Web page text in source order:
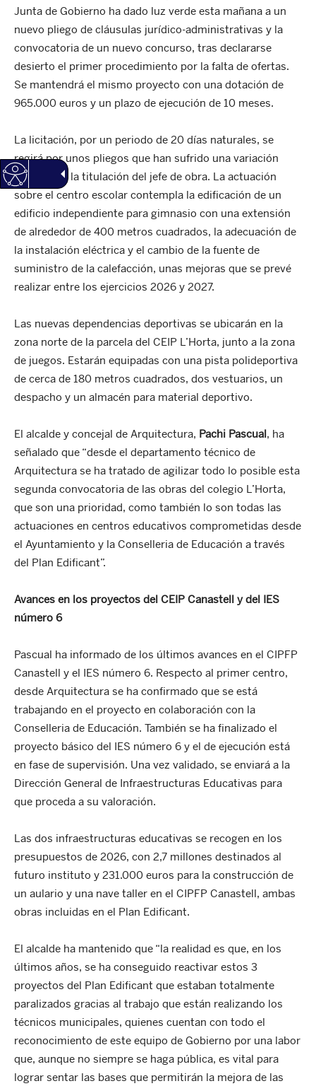
Junta de Gobierno ha dado luz verde esta mañana a un
nuevo pliego de cláusulas jurídico-administrativas y la
convocatoria de un nuevo concurso, tras declararse
desierto el primer procedimiento por la falta de ofertas.
Se mantendrá el mismo proyecto con una dotación de
965.000 euros y un plazo de ejecución de 10 meses.
La licitación, por un periodo de 20 días naturales, se
regirá por unos pliegos que han sufrido una variación
referente a la titulación del jefe de obra. La actuación
sobre el centro escolar contempla la edificación de un
edificio independiente para gimnasio con una extensión
de alrededor de 400 metros cuadrados, la adecuación de
la instalación eléctrica y el cambio de la fuente de
suministro de la calefacción, unas mejoras que se prevé
realizar entre los ejercicios 2026 y 2027.
Las nuevas dependencias deportivas se ubicarán en la
zona norte de la parcela del CEIP L’Horta, junto a la zona
de juegos. Estarán equipadas con una pista polideportiva
de cerca de 180 metros cuadrados, dos vestuarios, un
despacho y un almacén para material deportivo.
El alcalde y concejal de Arquitectura, Pachi Pascual, ha
señalado que “desde el departamento técnico de
Arquitectura se ha tratado de agilizar todo lo posible esta
segunda convocatoria de las obras del colegio L’Horta,
que son una prioridad, como también lo son todas las
actuaciones en centros educativos comprometidas desde
el Ayuntamiento y la Conselleria de Educación a través
del Plan Edificant”.
Avances en los proyectos del CEIP Canastell y del IES
número 6
Pascual ha informado de los últimos avances en el CIPFP
Canastell y el IES número 6. Respecto al primer centro,
desde Arquitectura se ha confirmado que se está
trabajando en el proyecto en colaboración con la
Conselleria de Educación. También se ha finalizado el
proyecto básico del IES número 6 y el de ejecución está
en fase de supervisión. Una vez validado, se enviará a la
Dirección General de Infraestructuras Educativas para
que proceda a su valoración.
Las dos infraestructuras educativas se recogen en los
presupuestos de 2026, con 2,7 millones destinados al
futuro instituto y 231.000 euros para la construcción de
un aulario y una nave taller en el CIPFP Canastell, ambas
obras incluidas en el Plan Edificant.
El alcalde ha mantenido que “la realidad es que, en los
últimos años, se ha conseguido reactivar estos 3
proyectos del Plan Edificant que estaban totalmente
paralizados gracias al trabajo que están realizando los
técnicos municipales, quienes cuentan con todo el
reconocimiento de este equipo de Gobierno por una labor
que, aunque no siempre se haga pública, es vital para
lograr sentar las bases que permitirán la mejora de las